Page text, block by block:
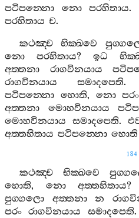
පටිපන‍්නො
නො පරහිතාය.
පරහිතාය ච.
කථඤ‍්ච
භික‍්ඛවෙ
නො
පරහිතාය? ඉධ
අත‍්තනා
රාගවිනයාය
රාගවිනයාය
සමාදපෙති
පටිපන‍්නො හොති, නො පරං
අත‍්තනා
මොහවිනයාය
මොහවිනයාය
සමාදපෙති.
අත‍්තහිතාය පටිපන‍්නො හොති
184
කථඤ‍්ච භික‍්ඛවෙ
හොති, නො අත‍්තහිතාය?
පුග‍්ගලො
අත‍්තනා න
පරං
රාගවිනයාය සමාදපෙති